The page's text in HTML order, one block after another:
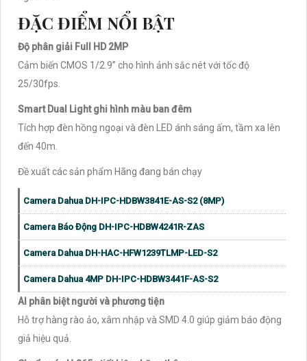
ĐẶC ĐIỂM NỔI BẬT
Độ phân giải Full HD 2MP
Cảm biến CMOS 1/2.9” cho hình ảnh sắc nét với tốc độ
25/30fps.
Smart Dual Light ghi hình màu ban đêm
Tích hợp đèn hồng ngoại và đèn LED ánh sáng ấm, tầm xa lên
đến 40m.
Đề xuất các sản phẩm Hãng đang bán chạy
Camera Dahua DH-IPC-HDBW3841E-AS-S2 (8MP)
Camera Báo Động DH-IPC-HDBW4241R-ZAS
Camera Dahua DH-HAC-HFW1239TLMP-LED-S2
Camera Dahua 4MP DH-IPC-HDBW3441F-AS-S2
AI phân biệt người và phương tiện
Hỗ trợ hàng rào ảo, xâm nhập và SMD 4.0 giúp giảm báo động
giả hiệu quả.